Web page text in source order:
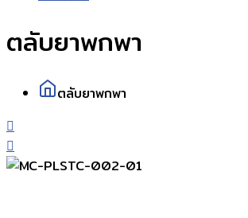
ตลับยาพกพา
ตลับยาพกพา